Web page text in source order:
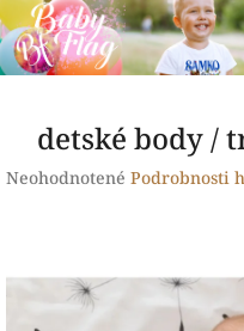
Prejsť
na
obsah
detské body /
Priemerné
0,0
Neohodnotené Podrobnosti